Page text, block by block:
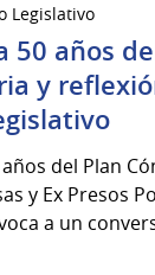
Legislativo
50 años
y
del Plan
y Ex Presos
a un